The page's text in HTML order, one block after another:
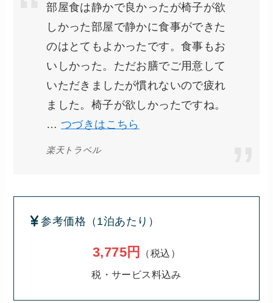
部屋食は静かで良かったが椅子が欲
しかった部屋で静かに食事ができた
のはとてもよかったです。食事もお
いしかった。ただお膳でご用意して
いただきましたが慣れないので疲れ
ました。椅子が欲しかったですね。
… つづきはこちら
楽天トラベル
参考価格（1泊あたり）
3,775円
（税込）
税・サービス料込み